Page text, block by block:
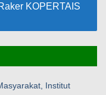
KOPERTAIS
Institut